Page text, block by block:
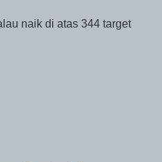
naik di atas 344 target